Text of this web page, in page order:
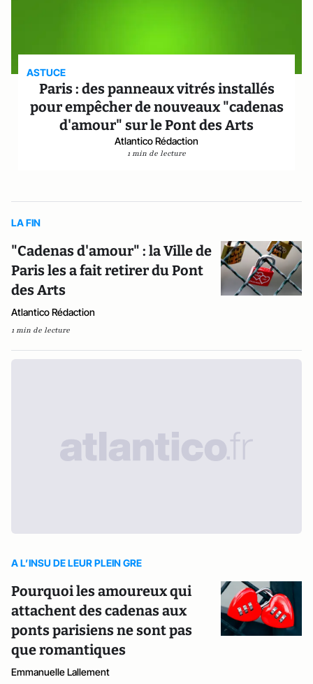
ASTUCE
Paris : des panneaux vitrés installés
pour empêcher de nouveaux "cadenas
d'amour" sur le Pont des Arts
Atlantico Rédaction
1 min de lecture
LA FIN
"Cadenas d'amour" : la Ville de
Paris les a fait retirer du Pont
des Arts
Atlantico Rédaction
1 min de lecture
A L’INSU DE LEUR PLEIN GRE
Pourquoi les amoureux qui
attachent des cadenas aux
ponts parisiens ne sont pas
que romantiques
Emmanuelle Lallement